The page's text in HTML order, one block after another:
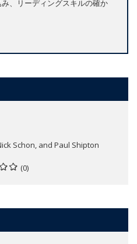
、リーディングスキルの確か
Schon, and Paul Shipton
(0)